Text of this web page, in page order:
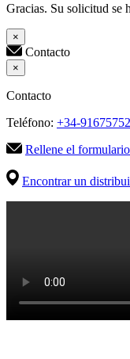
Gracias. Su solicitud se
×
Contacto
×
Contacto
Teléfono: +34-
Rellene el
Encontrar un